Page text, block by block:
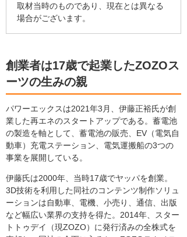
取材当時のものであり、現在とは異なる
場合がございます。
創業者は17歳で起業したZOZOス
ーツの生みの親
パワーエックスは2021年3月、伊藤正裕氏が創
業した再エネのスタートアップである。蓄電池
の製造を軸として、蓄電池の販売、EV（電気自
動車）充電ステーション、電気運搬船の3つの
事業を展開している。
伊藤氏は2000年、当時17歳でヤッパを創業。
3D技術を利用した同社のコンテンツ制作ソリュ
ーションは自動車、電機、小売り、通信、出版
など幅広い業界の支持を得た。2014年、スター
トトゥデイ（現ZOZO）に発行済みの全株式を